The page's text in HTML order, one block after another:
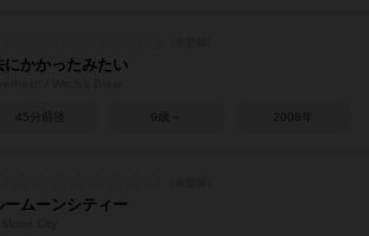
にかかったみたい
45分前後 9歳～ 2008年
ームーンシティー